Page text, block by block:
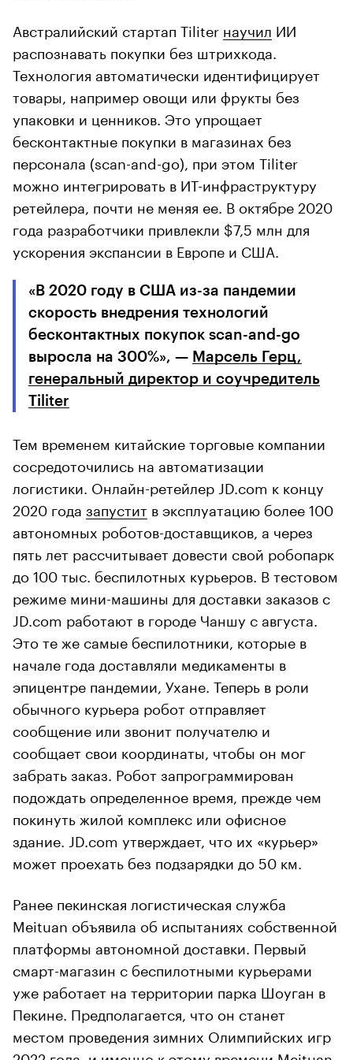
Австралийский стартап Tiliter научил ИИ
распознавать покупки без штрихкода.
Технология автоматически идентифицирует
товары, например овощи или фрукты без
упаковки и ценников. Это упрощает
бесконтактные покупки в магазинах без
персонала (scan-and-go), при этом Tiliter
можно интегрировать в ИТ-инфраструктуру
ретейлера, почти не меняя ее. В октябре 2020
года разработчики привлекли $7,5 млн для
ускорения экспансии в Европе и США.
«В 2020 году в США из-за пандемии
скорость внедрения технологий
бесконтактных покупок scan-and-go
выросла на 300%», — Марсель Герц,
генеральный директор и соучредитель
Tiliter
Тем временем китайские торговые компании
сосредоточились на автоматизации
логистики. Онлайн-ретейлер JD.com к концу
2020 года запустит в эксплуатацию более 100
автономных роботов-доставщиков, а через
пять лет рассчитывает довести свой робопарк
до 100 тыс. беспилотных курьеров. В тестовом
режиме мини-машины для доставки заказов с
JD.com работают в городе Чаншу с августа.
Это те же самые беспилотники, которые в
начале года доставляли медикаменты в
эпицентре пандемии, Ухане. Теперь в роли
обычного курьера робот отправляет
сообщение или звонит получателю и
сообщает свои координаты, чтобы он мог
забрать заказ. Робот запрограммирован
подождать определенное время, прежде чем
покинуть жилой комплекс или офисное
здание. JD.com утверждает, что их «курьер»
может проехать без подзарядки до 50 км.
Ранее пекинская логистическая служба
Meituan объявила об испытаниях собственной
платформы автономной доставки. Первый
смарт-магазин с беспилотными курьерами
уже работает на территории парка Шоуган в
Пекине. Предполагается, что он станет
местом проведения зимних Олимпийских игр